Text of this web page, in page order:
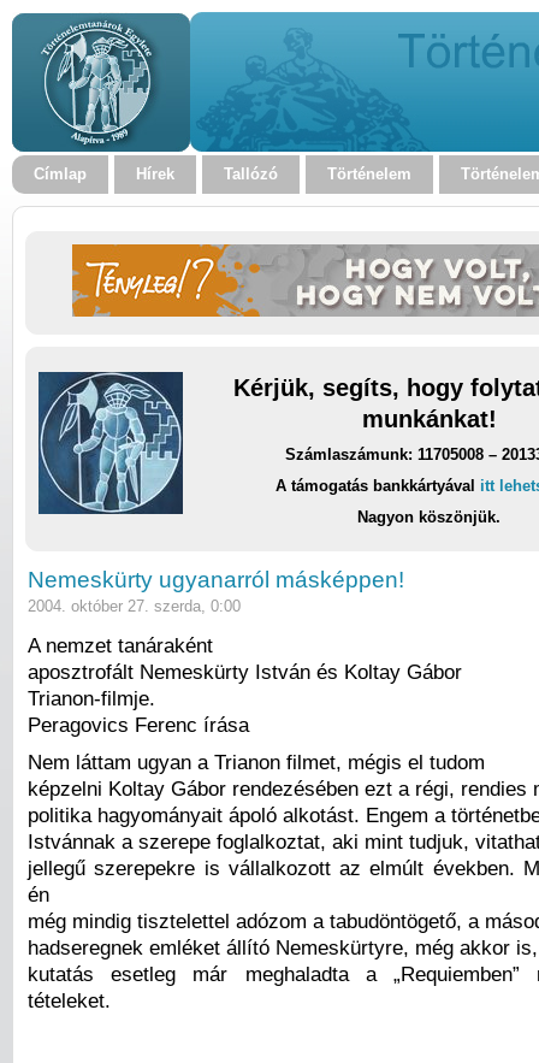
Címlap Hírek Tallózó Történelem
Kérjük, segíts, hogy
munkánkat!
Számlaszámunk: 11705008 –
A támogatás bankkártyával itt
Nagyon köszönjük.
Nemeskürty ugyanarról másképpen!
2004. október 27. szerda, 0:00
A nemzet tanáraként
aposztrofált Nemeskürty István és Koltay Gábor
Trianon-filmje.
Peragovics Ferenc írása
Nem láttam ugyan a Trianon filmet, mégis el tudom
képzelni Koltay Gábor rendezésében ezt a régi, rendies
politika hagyományait ápoló alkotást. Engem a
Istvánnak a szerepe foglalkoztat, aki mint tudjuk,
jellegű szerepekre is vállalkozott az elmúlt években.
én
még mindig tisztelettel adózom a tabudöntögető, a
hadseregnek emléket állító Nemeskürtyre, még akkor
kutatás esetleg már meghaladta a „Requiemben”
tételeket.